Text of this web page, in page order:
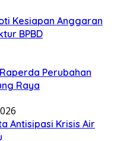
Rejikinoor Harapkan